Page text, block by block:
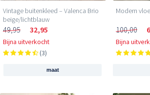
Vintage buitenkleed – Valenca Brio
beige/lichtblauw
49,95 32,95
Bijna uitverkocht
(3)
maat
Modern
100,00
Bijna